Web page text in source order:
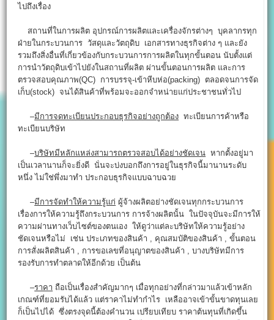
ไปถึงเรื่อง
สถานที่ในการผลิต อุปกรณ์การผลิตและเครื่องจักรต่างๆ บุคลากรทุก
ฝ่ายในกระบวนการ วัสดุและวัตถุดิบ เอกสารทางธุรกิจต่าง ๆ และยัง
รวมถึงสิ่งอื่นที่เกี่ยวข้องกับกระบวนการการผลิตในทุกขั้นตอน นับตั้งแต่
การนำวัตถุดิบเข้าไปยังในสถานที่ผลิต ผ่านขั้นตอนการผลิต และการ
ตรวจสอบคุณภาพ(QC) การบรรจุ-เข้าหีบห่อ(packing) ตลอดจนการจัด
เก็บ(stock) จนได้สินค้าที่พร้อมจะออกจำหน่ายแก่ประชาชนทั่วไป
–มีการจดทะเบียนประกอบธุรกิจอย่างถูกต้อง ทะเบียนการค้าหรือ
ทะเบียนบริษัท
–บริษัทมีหลักแหล่งสามารถตรวจสอบได้อย่างชัดเจน หากตั้งอยู่มา
เป็นเวลานานก็จะยิ่งดี นั่นจะบ่งบอกถึงการอยู่ในธุรกิจนี้มานานระดับ
หนึ่ง ไม่ใช่พึ่งมาทำ ประกอบธุรกิจแบบฉาบฉวย
–มีการจัดทำให้ความรู้แก่ ผู้จ้างผลิตอย่างชัดเจนทุกกระบวนการ
เรื่องการให้ความรู้ถึงกระบวนการ การจ้างผลิตนั้น ในปัจจุบันจะมีการให้
ความผ่านทางเว็บไซต์ของตนเอง ให้ดูว่าแต่ละบริษัทให้ความรู้อย่าง
ชัดเจนหรือไม่ เช่น ประเภทของสินค้า , คุณสมบัติของสินค้า , ขั้นตอน
การสั่งผลิตสินค้า , การขอเลขที่อนุญาตของสินค้า , บางบริษัทมีการ
รองรับการทำตลาดให้อีกด้วย เป็นต้น
–ราคา ถือเป็นเรื่องสำคัญมากๆ เมื่อทุกอย่างที่กล่าวมาแล้วเข้าหลัก
เกณฑ์ที่ยอมรับได้แล้ว แต่ราคาไม่ทำกำไร เหลืออาจเข้าขั้นขาดทุนเลย
ก็เป็นไปได้ ซึ่งตรงจุดนี้ต้องคำนวน เปรียบเทียบ ราคาต้นทุนที่เกิดขึ้น